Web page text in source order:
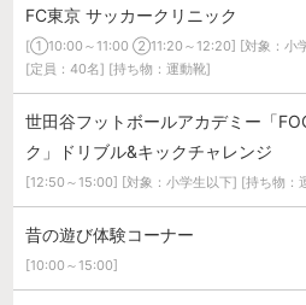
FC東京 サッカークリニック
[①10:00～11:00 ②11:20～12:20] [対象：小
[定員：40名] [持ち物：運動靴]
世田谷フットボールアカデミー「
ク」ドリブル&キックチャレンジ
[12:50～15:00] [対象：小学生以下] [持ち物：
昔の遊び体験コーナー
[10:00～15:00]